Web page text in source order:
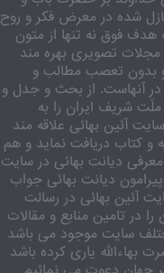
شده در معرض فکر و روح
هدف فوق نه تنها از متون
مجلات تصویری بهره مند
و بدون تعصب مطالب و
آنهاست. از بحث و جدل و
شریف ایران را به
آئین بهائی علاقه مند
و کتاب دریافت نماید و هم
دیانت بهائی در سایت
دیانت بهائی جواب
آئین بهائی در رسالت
در تامین منابع و مقالات
سایت موجود می باشد
بهاءالله یاری کرده باشد